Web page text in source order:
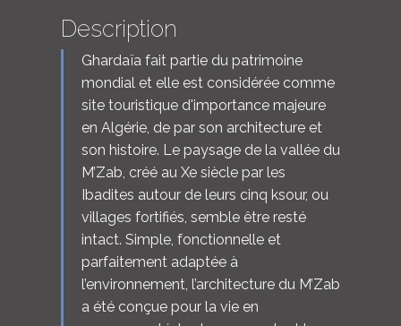
Description
Ghardaïa fait partie du patrimoine
mondial et elle est considérée comme
site touristique d'importance majeure
en Algérie, de par son architecture et
son histoire. Le paysage de la vallée du
M’Zab, créé au Xe siècle par les
Ibadites autour de leurs cinq ksour, ou
villages fortifiés, semble être resté
intact. Simple, fonctionnelle et
parfaitement adaptée à
l’environnement, l’architecture du M’Zab
a été conçue pour la vie en